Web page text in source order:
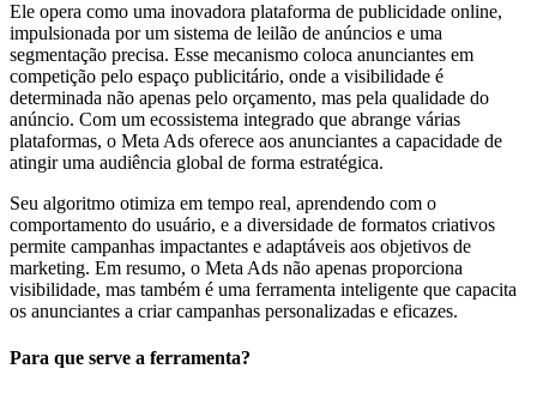
Ele opera como uma inovadora plataforma de publicidade online,
impulsionada por um sistema de leilão de anúncios e uma
segmentação precisa. Esse mecanismo coloca anunciantes em
competição pelo espaço publicitário, onde a visibilidade é
determinada não apenas pelo orçamento, mas pela qualidade do
anúncio. Com um ecossistema integrado que abrange várias
plataformas, o Meta Ads oferece aos anunciantes a capacidade de
atingir uma audiência global de forma estratégica.
Seu algoritmo otimiza em tempo real, aprendendo com o
comportamento do usuário, e a diversidade de formatos criativos
permite campanhas impactantes e adaptáveis aos objetivos de
marketing. Em resumo, o Meta Ads não apenas proporciona
visibilidade, mas também é uma ferramenta inteligente que capacita
os anunciantes a criar campanhas personalizadas e eficazes.
Para que serve a ferramenta?